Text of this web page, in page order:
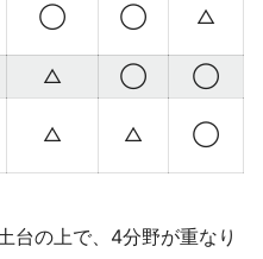
◯ ◯ △
△ ◯
◯
△ △ ◯
台の上で、4分野が重なり